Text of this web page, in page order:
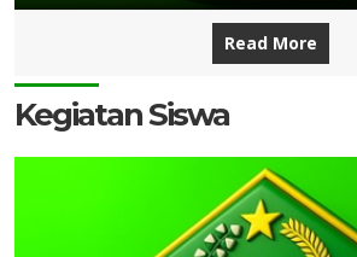
Read More
Kegiatan Siswa